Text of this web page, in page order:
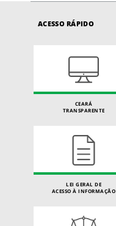
ACESSO RÁPIDO
CEARÁ
TRANSPARENTE
LEI GERAL DE
ACESSO À INFORMAÇÃO